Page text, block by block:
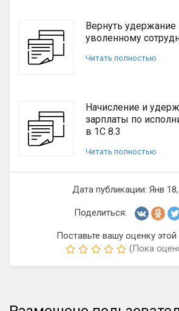
Вернуть удержание
уволенному
Читать полностью
Начисление и
зарплаты по
в 1С 8.3
Читать полностью
Дата публикации: Янв
Поделиться:
Поставьте вашу оценку этой
(Пока